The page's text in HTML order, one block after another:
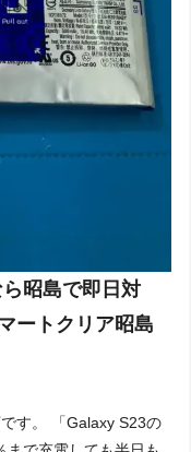
昭島で即日対
ートクリア昭島
す。 「Galaxy S23の